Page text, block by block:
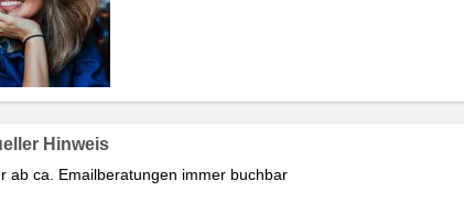
Hinweis
ab ca. Emailberatungen immer buchbar